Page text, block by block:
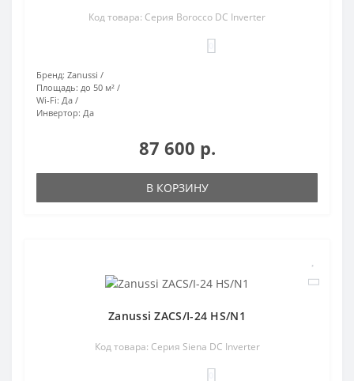
Код товара: Серия Borocco DC Inverter
Бренд: Zanussi
Площадь: до 50 м²
Wi-Fi: Да
Инвертор: Да
87 600 р.
В КОРЗИНУ
Zanussi ZACS/I-24 HS/N1
Код товара: Серия Siena DC Inverter